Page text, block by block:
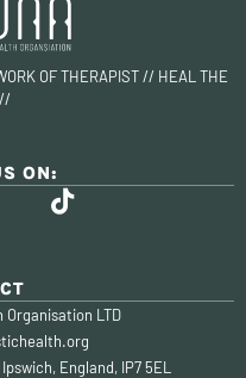
OF THERAPIST // HEAL THE
ON:
LTD
England, IP7 5EL